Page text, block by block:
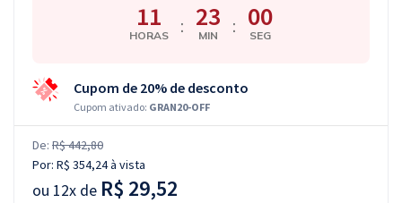
11
HORAS : 22
MIN : 59
SEG
Cupom de 20% de desconto
Cupom ativado: GRAN20-OFF
De: R$ 442,80
Por: R$ 354,24à vista
ou 12x de R$ 29,52